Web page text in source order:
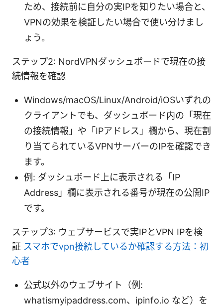
ため、接続前に自分の実IPを知りたい場合と、
VPNの効果を検証したい場合で使い分けまし
ょう。
ステップ2: NordVPNダッシュボードで現在の接
続情報を確認
Windows/macOS/Linux/Android/iOSいずれの
クライアントでも、ダッシュボード内の「現在
の接続情報」や「IPアドレス」欄から、現在割
り当てられているVPNサーバーのIPを確認でき
ます。
例: ダッシュボード上に表示される「IP
Address」欄に表示される番号が現在の公開IP
です。
ステップ3: ウェブサービスで実IPとVPN IPを検
証 スマホでvpn接続しているか確認する方法：初
心者
公式以外のウェブサイト（例:
whatismyipaddress.com、ipinfo.io など）を